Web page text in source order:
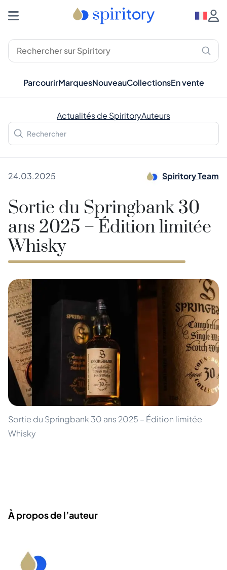
ParcourirMarquesNouveauCollectionsEn vente
Actualités de SpiritoryAuteurs
24.03.2025 Spiritory Team
Sortie du Springbank 30
ans 2025 – Édition limitée
Whisky
Sortie du Springbank 30 ans 2025 – Édition limitée
Whisky
À propos de l’auteur